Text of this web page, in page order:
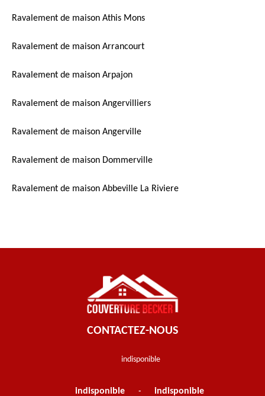
Ravalement de maison Athis Mons
Ravalement de maison Arrancourt
Ravalement de maison Arpajon
Ravalement de maison Angervilliers
Ravalement de maison Angerville
Ravalement de maison Dommerville
Ravalement de maison Abbeville La Riviere
CONTACTEZ-NOUS
indisponible
indisponible - indisponible